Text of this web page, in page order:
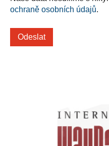
ochraně osobních údajů.